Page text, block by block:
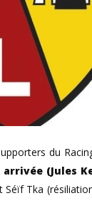
du
(Jules
Séïf Tka